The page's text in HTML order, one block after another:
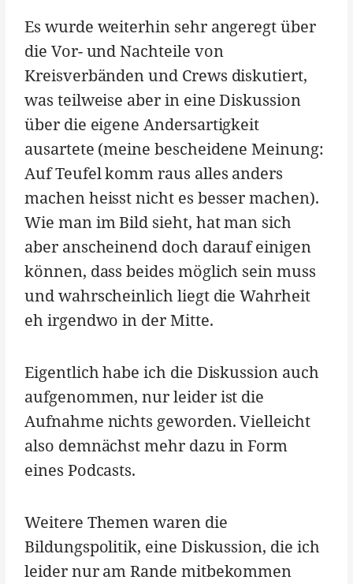
Es wurde weiterhin sehr angeregt über
die Vor- und Nachteile von
Kreisverbänden und Crews diskutiert,
was teilweise aber in eine Diskussion
über die eigene Andersartigkeit
ausartete (meine bescheidene Meinung:
Auf Teufel komm raus alles anders
machen heisst nicht es besser machen).
Wie man im Bild sieht, hat man sich
aber anscheinend doch darauf einigen
können, dass beides möglich sein muss
und wahrscheinlich liegt die Wahrheit
eh irgendwo in der Mitte.
Eigentlich habe ich die Diskussion auch
aufgenommen, nur leider ist die
Aufnahme nichts geworden. Vielleicht
also demnächst mehr dazu in Form
eines Podcasts.
Weitere Themen waren die
Bildungspolitik, eine Diskussion, die ich
leider nur am Rande mitbekommen